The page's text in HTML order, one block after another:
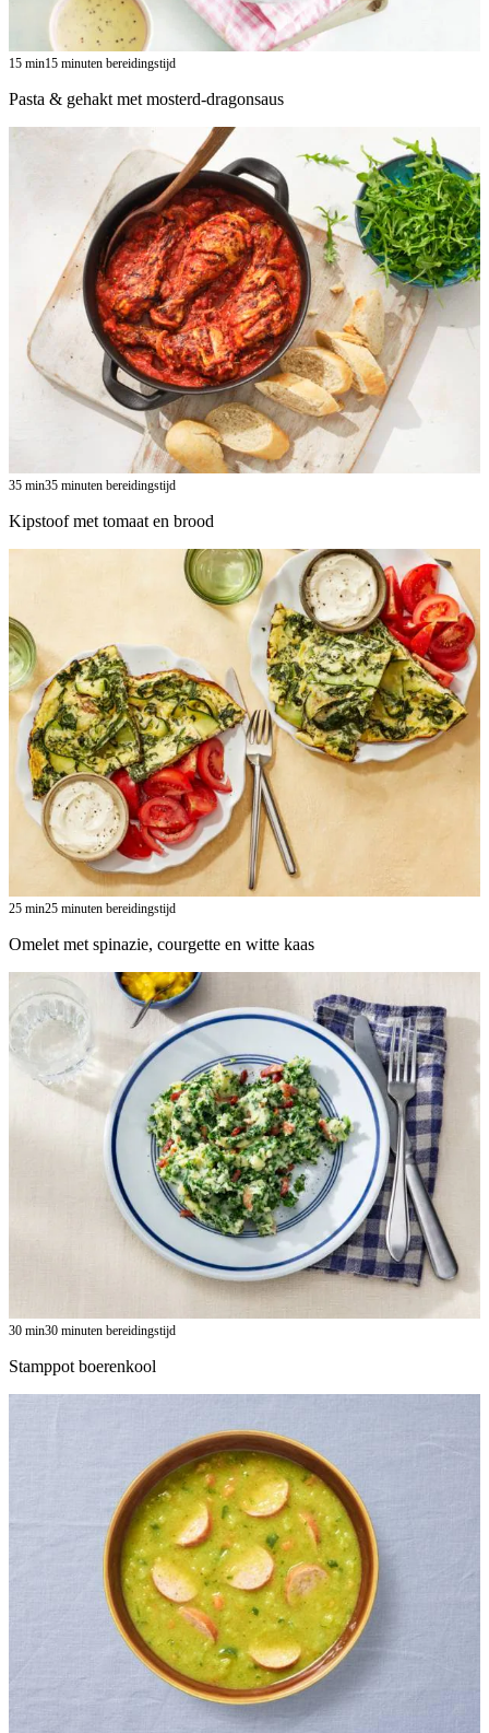
15 min15 minuten bereidingstijd
Pasta & gehakt met mosterd-dragonsaus
35 min35 minuten bereidingstijd
Kipstoof met tomaat en brood
25 min25 minuten bereidingstijd
Omelet met spinazie, courgette en witte kaas
30 min30 minuten bereidingstijd
Stamppot boerenkool